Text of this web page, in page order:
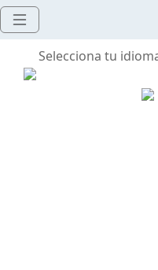
Selecciona tu